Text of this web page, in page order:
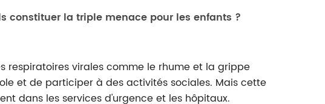
constituer la triple menace pour les enfants ?
respiratoires virales comme le rhume et la grippe
et de participer à des activités sociales. Mais cette
dans les services d'urgence et les hôpitaux.